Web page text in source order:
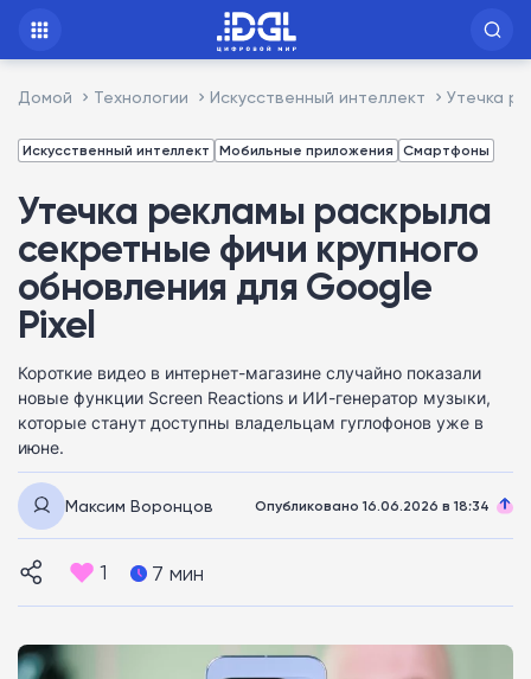
Домой Технологии Искусственный интеллект Утечка
Искусственный интеллект Мобильные приложения Смартфоны
Утечка рекламы раскрыла
секретные фичи крупного
обновления для Google
Pixel
Короткие видео в интернет-магазине случайно показали
новые функции Screen Reactions и ИИ-генератор музыки,
которые станут доступны владельцам гуглофонов уже в
июне.
Максим Воронцов Опубликовано 16.06.2026 в 18:34
1 7 мин